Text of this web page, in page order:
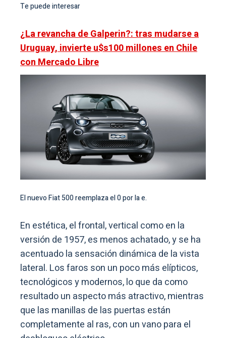
Te puede interesar
¿La revancha de Galperin?: tras mudarse a
Uruguay, invierte u$s100 millones en Chile
con Mercado Libre
El nuevo Fiat 500 reemplaza el 0 por la e.
En estética, el frontal, vertical como en la
versión de 1957, es menos achatado, y se ha
acentuado la sensación dinámica de la vista
lateral. Los faros son un poco más elípticos,
tecnológicos y modernos, lo que da como
resultado un aspecto más atractivo, mientras
que las manillas de las puertas están
completamente al ras, con un vano para el